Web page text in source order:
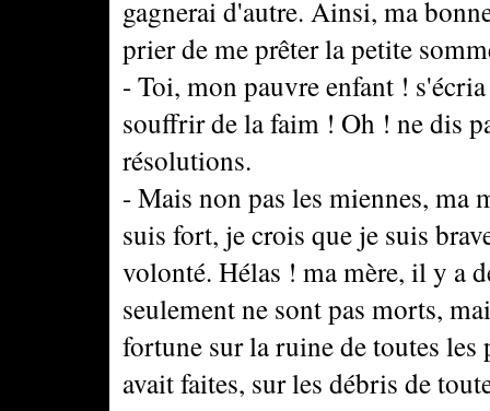
gagnerai d'autre. Ainsi, ma
prier de me prêter la petite
- Toi, mon pauvre enfant !
souffrir de la faim ! Oh ! ne dis
résolutions.
- Mais non pas les miennes, ma
suis fort, je crois que je suis
volonté. Hélas ! ma mère, il y a
seulement ne sont pas morts,
fortune sur la ruine de toutes les
avait faites, sur les débris de